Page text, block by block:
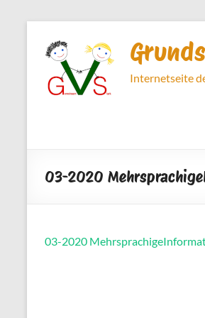
Inhalt
springen
Internetseite
03-2020
03-2020